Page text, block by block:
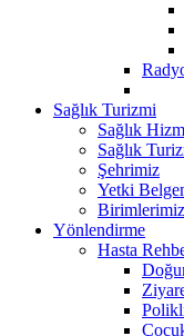
Sağlık Turizmi
Sağlık
Sağlık
Şehrimiz
Yetki
Yönlendirme
Hasta